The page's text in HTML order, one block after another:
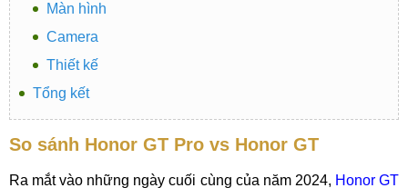
Màn hình
Camera
Thiết kế
Tổng kết
So sánh Honor GT Pro vs Honor GT
Ra mắt vào những ngày cuối cùng của năm 2024, Honor GT